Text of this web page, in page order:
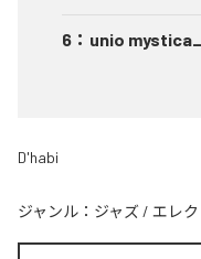
6 ： unio
D'habi
ジャンル： ジャズ / エレ